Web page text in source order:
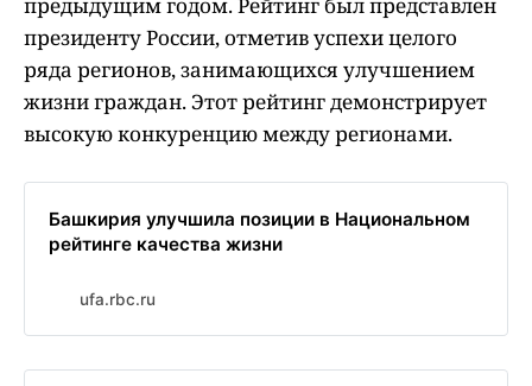
президенту России, отметив успехи целого
ряда регионов, занимающихся улучшением
жизни граждан. Этот рейтинг демонстрирует
высокую конкуренцию между регионами.
Башкирия улучшила позиции в Национальном
рейтинге качества жизни
ufa.rbc.ru